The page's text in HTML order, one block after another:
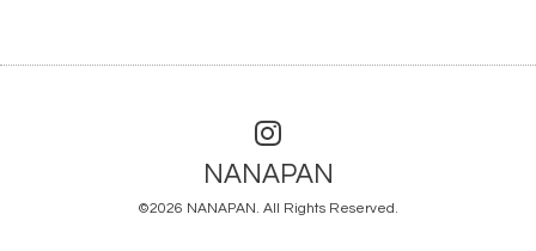
NANAPAN
©2026 NANAPAN. All Rights Reserved.